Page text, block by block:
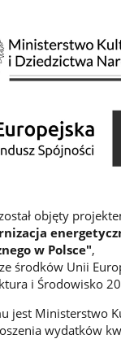
objęty
w Polsce",
środków Unii
i Środowisko
jest Ministerstwo
wydatków